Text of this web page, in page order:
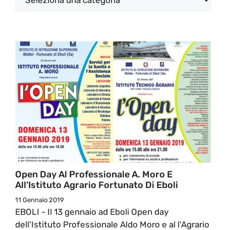
Open Day Al Professionale A. Moro E
All’Istituto Agrario Fortunato Di Eboli
11 Gennaio 2019
EBOLI - Il 13 gennaio ad Eboli Open day
dell'Istituto Professionale Aldo Moro e al l'Agrario